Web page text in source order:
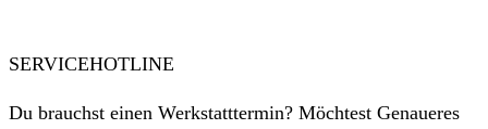
SERVICEHOTLINE
Du brauchst einen Werkstatttermin? Möchtest Genaueres